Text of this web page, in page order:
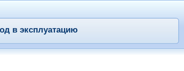
в эксплуатацию